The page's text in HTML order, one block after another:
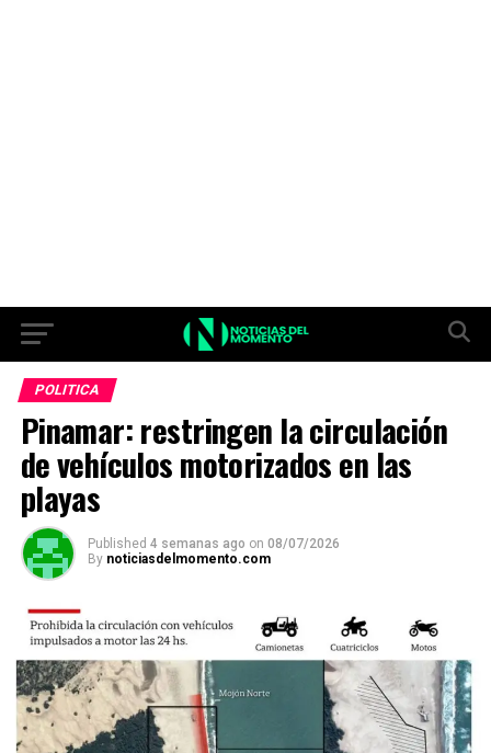
POLITICA
Pinamar: restringen la circulación
de vehículos motorizados en las
playas
Published 4 semanas ago on 08/07/2026
By noticiasdelmomento.com